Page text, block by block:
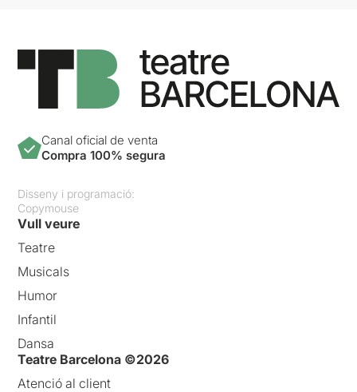
Canal oficial de venta
Compra 100% segura
Disseny i programació:
Copymouse
Vull veure
Teatre
Musicals
Humor
Infantil
Dansa
Teatre Barcelona ©2026
Atenció al client